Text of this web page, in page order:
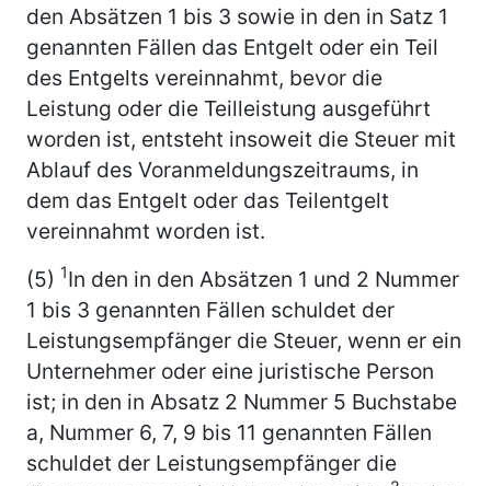
den Absätzen 1 bis 3 sowie in den in Satz 1
genannten Fällen das Entgelt oder ein Teil
des Entgelts vereinnahmt, bevor die
Leistung oder die Teilleistung ausgeführt
worden ist, entsteht insoweit die Steuer mit
Ablauf des Voranmeldungszeitraums, in
dem das Entgelt oder das Teilentgelt
vereinnahmt worden ist.
(5) 1In den in den Absätzen 1 und 2 Nummer
1 bis 3 genannten Fällen schuldet der
Leistungsempfänger die Steuer, wenn er ein
Unternehmer oder eine juristische Person
ist; in den in Absatz 2 Nummer 5 Buchstabe
a, Nummer 6, 7, 9 bis 11 genannten Fällen
schuldet der Leistungsempfänger die